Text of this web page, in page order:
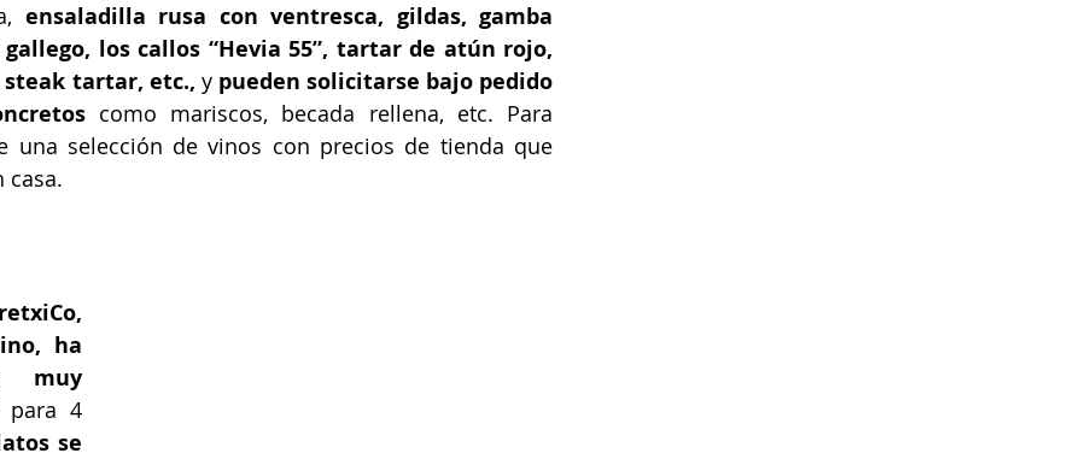
ensaladilla rusa con ventresca, gildas, gamba
los callos “Hevia 55”, tartar de atún rojo,
steak tartar, etc., y pueden solicitarse bajo pedido
como mariscos, becada rellena, etc. Para
una selección de vinos con precios de tienda que
casa.
ha
muy
para 4
se